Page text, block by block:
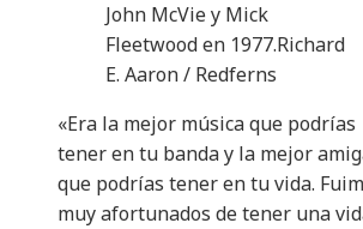
John McVie y Mick
Fleetwood en 1977.Richard
E. Aaron / Redferns
«Era la mejor música que podrías
tener en tu banda y la mejor
que podrías tener en tu vida.
muy afortunados de tener una